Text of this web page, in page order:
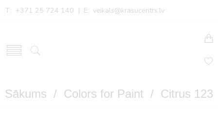
T: +371 25 724 140 | E: veikals@krasucentrs.lv
Sākums / Colors for Paint / Citrus 123